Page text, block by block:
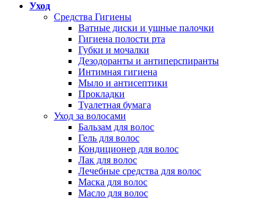
Уход
Средства Гигиены
Ватные диски и ушные палочки
Гигиена полости рта
Губки и мочалки
Дезодоранты и антиперспиранты
Интимная гигиена
Мыло и антисептики
Прокладки
Туалетная бумага
Уход за волосами
Бальзам для волос
Гель для волос
Кондиционер для волос
Лак для волос
Лечебные средства для волос
Маска для волос
Масло для волос